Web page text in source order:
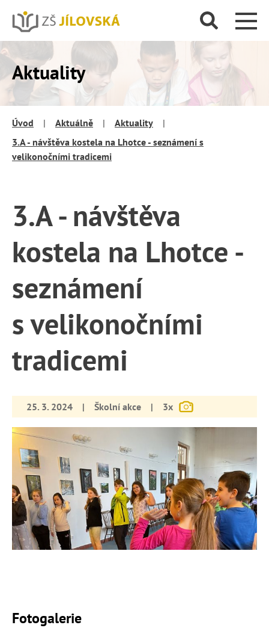
Aktuality
Úvod | Aktuálně | Aktuality
|
3.A - návštěva kostela na Lhotce - seznámení s
velikonočními tradicemi
3.A - návštěva
kostela na Lhotce -
seznámení
s velikonočními
tradicemi
25. 3. 2024 | Školní akce | 3x
Fotogalerie